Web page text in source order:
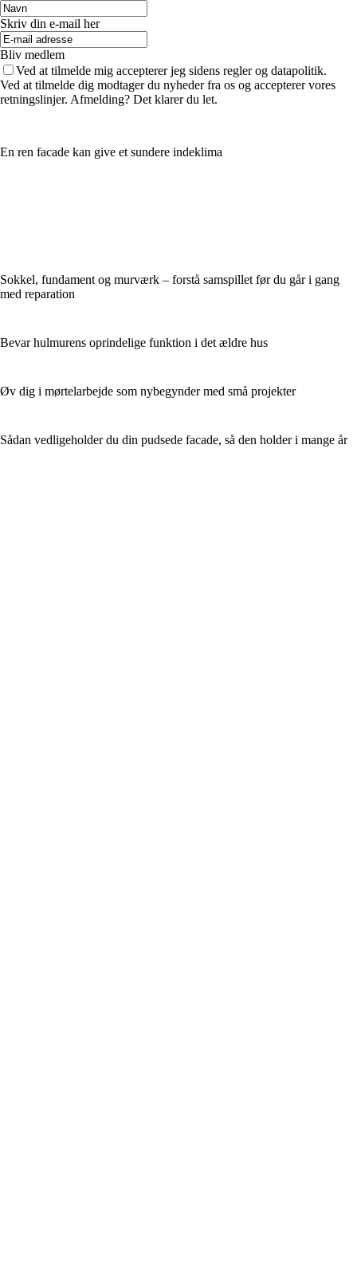
Skriv din e-mail her
Bliv medlem
Ved at tilmelde mig accepterer jeg sidens regler og datapolitik.
Ved at tilmelde dig modtager du nyheder fra os og accepterer vores
retningslinjer. Afmelding? Det klarer du let.
En ren facade kan give et sundere indeklima
Sokkel, fundament og murværk – forstå samspillet før du går i gang
med reparation
Bevar hulmurens oprindelige funktion i det ældre hus
Øv dig i mørtelarbejde som nybegynder med små projekter
Sådan vedligeholder du din pudsede facade, så den holder i mange år